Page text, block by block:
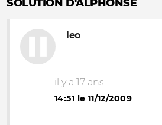
SOLUTION D'ALPHONSE
leo
il y a 17 ans
14:51 le 11/12/2009